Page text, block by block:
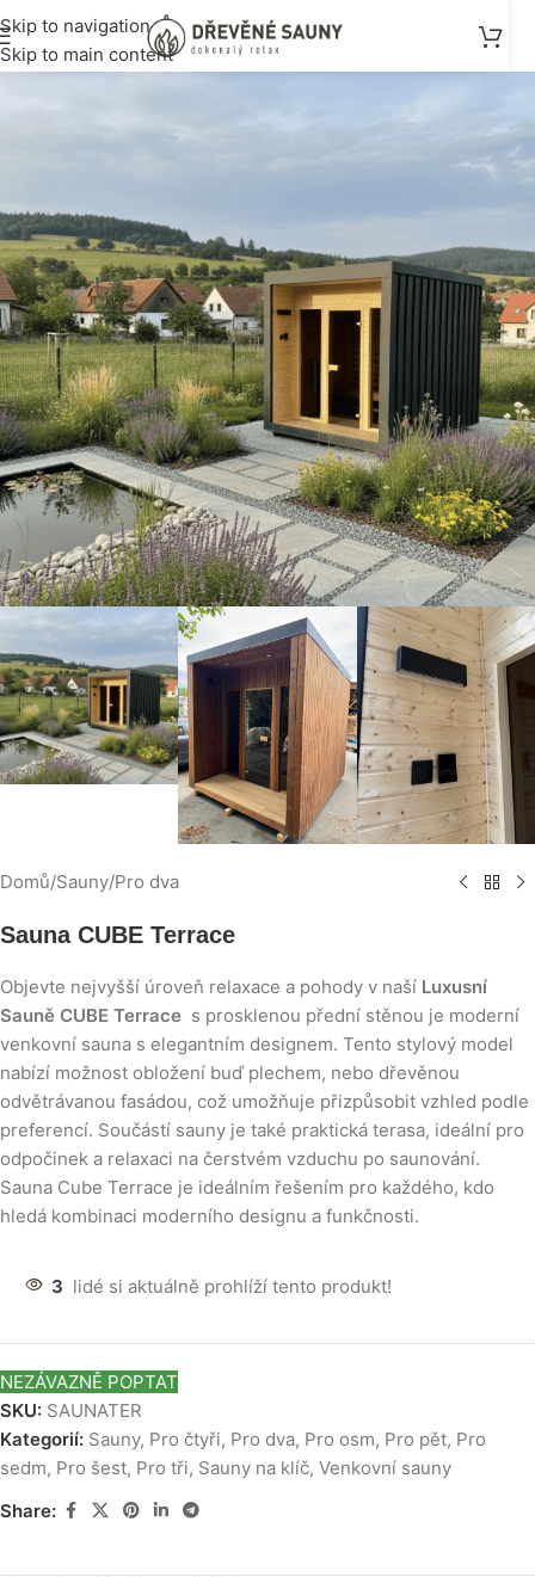
Skip to navigation
Skip to main content
Domů/Sauny/Pro dva
Sauna CUBE Terrace
Objevte nejvyšší úroveň relaxace a pohody v naší Luxusní
Sauně CUBE Terrace s prosklenou přední stěnou je moderní
venkovní sauna s elegantním designem. Tento stylový model
nabízí možnost obložení buď plechem, nebo dřevěnou
odvětrávanou fasádou, což umožňuje přizpůsobit vzhled podle
preferencí. Součástí sauny je také praktická terasa, ideální pro
odpočinek a relaxaci na čerstvém vzduchu po saunování.
Sauna Cube Terrace je ideálním řešením pro každého, kdo
hledá kombinaci moderního designu a funkčnosti.
3 lidé si aktuálně prohlíží tento produkt!
NEZÁVAZNĚ POPTAT
SKU: SAUNATER
Kategorií: Sauny, Pro čtyři, Pro dva, Pro osm, Pro pět, Pro
sedm, Pro šest, Pro tři, Sauny na klíč, Venkovní sauny
Share: